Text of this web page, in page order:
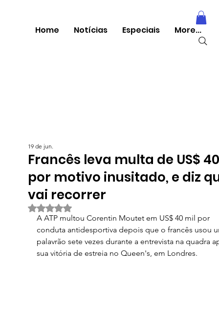
Home Notícias Especiais More...
Francês leva multa de US$
por motivo inusitado, e diz
vai recorrer
19 de jun.
Avaliado com NaN de 5 estrelas.
A ATP multou Corentin Moutet em US$ 40 mil por
conduta antidesportiva depois que o francês usou
palavrão sete vezes durante a entrevista na quadra
sua vitória de estreia no Queen's, em Londres.